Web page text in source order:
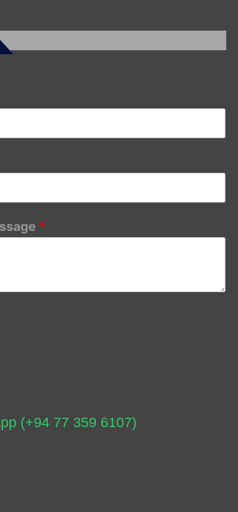
*
(+94 77 359 6107)